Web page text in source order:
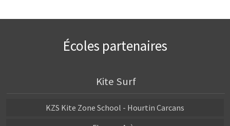
Char à voile en vendée
Char à voile en Charente-Maritime
Char à voile en Aquitaine
coffret cadeau stand up paddle
Écoles partenaires
Kite Surf
KZS Kite Zone School - Hourtin Carcans